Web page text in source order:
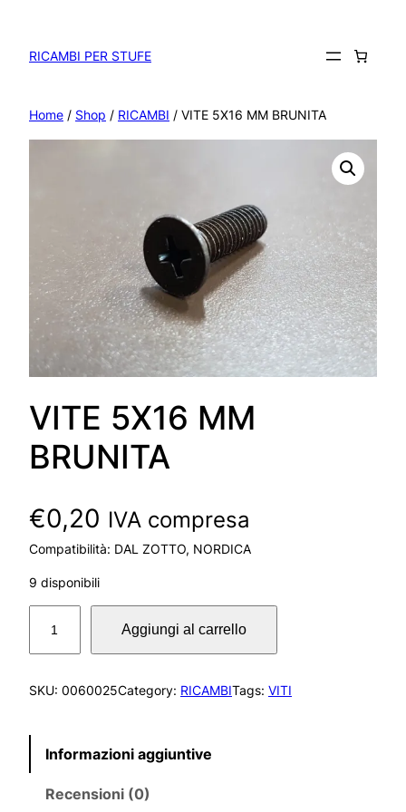
contenuto
RICAMBI PER STUFE
Home / Shop / RICAMBI / VITE 5X16 MM BRUNITA
VITE 5X16 MM
BRUNITA
€0,20 IVA compresa
Compatibilità: DAL ZOTTO, NORDICA
9 disponibili
T
5
1
M
Aggiungi al carrello
SKU: 0060025Category: RICAMBITags: VITI
Informazioni aggiuntive
Recensioni (0)